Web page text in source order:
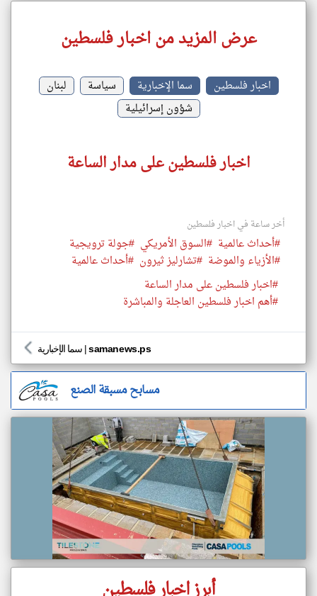
عرض المزيد من اخبار فلسطين
اخبار فلسطين سما الإخبارية سياسة
لبنان
شؤون إسرائيلية
اخبار فلسطين على مدار الساعة
أخر ساعة في اخبار فلسطين
#أحداث عالمية #السوق الأمريكي #جولة ترويجية
#الأزياء والموضة #تشارليز ثيرون #أحداث عالمية
#اخبار فلسطين على مدار الساعة
#أهم اخبار فلسطين العاجلة والمباشرة
سما الإخبارية |samanews.ps
مسابح مسبقة الصنع